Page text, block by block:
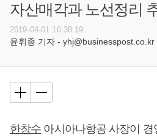
자산매각과 노선정리
2019-04-01 16:38:19
윤휘종 기자 - yhj@businesspost.co.kr
한창수 아시아나항공 사장이